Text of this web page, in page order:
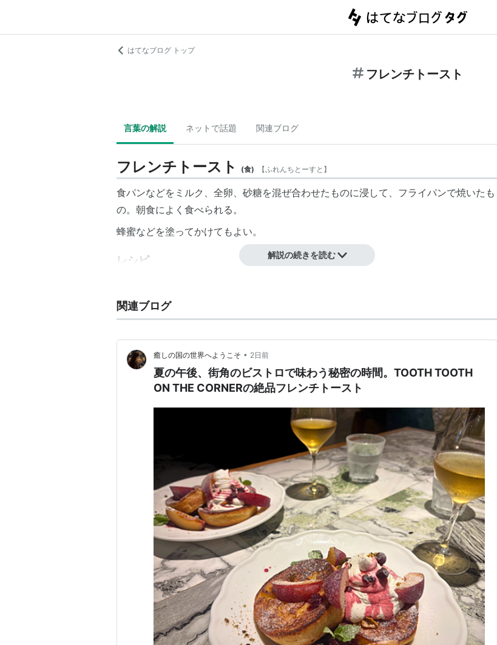
はてなブログ トップ
フレンチトースト
言葉の解説 ネットで話題 関連ブログ
フレンチトースト (食) 【ふれんちとーすと 】
食パンなどをミルク、全卵、砂糖を混ぜ合わせたものに浸して、フライパンで焼いたも
の。朝食によく食べられる。
蜂蜜などを塗ってかけてもよい。
レシピ 解説の続きを読む
関連ブログ
癒しの国の世界へようこそ • 2日前
夏の午後、街角のビストロで味わう秘密の時間。TOOTH TOOTH
ON THE CORNERの絶品フレンチトースト